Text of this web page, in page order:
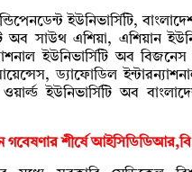
ইউনিভার্সিটি,
অব সাউথ এশিয়া, এশিয়ান
ইউনিভার্সিটি অব
ড্যাফোডিল
ইউনিভার্সিটি অব
গবেষণার শীর্ষে আইসিডিডিআর,বি